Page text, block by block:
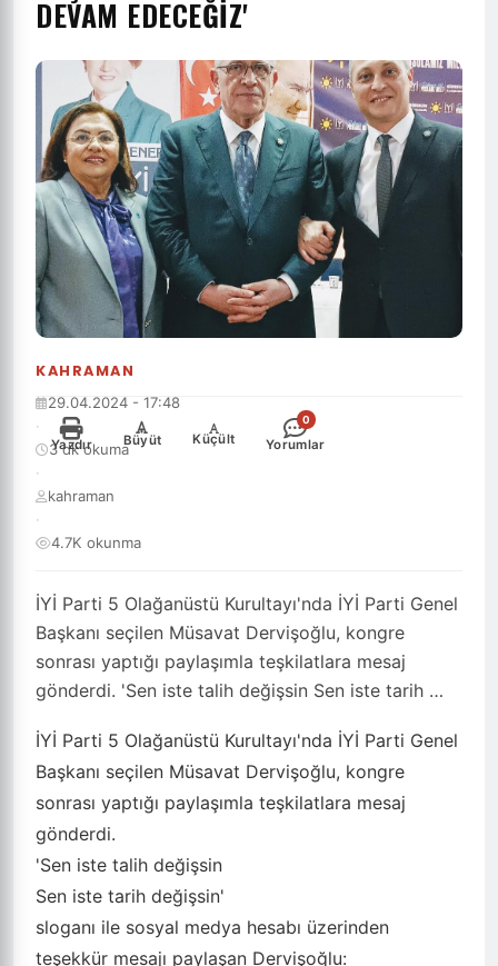
KAHRAMAN
DEVAM EDECEĞIZ'
İYİ Parti 5 Olağanüstü Kurultayı'nda İYİ Parti Genel
Başkanı seçilen Müsavat Dervişoğlu, kongre
sonrası yaptığı paylaşımla teşkilatlara mesaj
gönderdi. 'Sen iste talih değişsin Sen iste tarih …
29.04.2024 - 17:48
·
3 dk okuma
·
kahraman
·
4.7K okunma
Yazdır
+
Büyüt
-
Küçült
0
Yorumlar
İYİ Parti 5 Olağanüstü Kurultayı'nda İYİ Parti Genel
Başkanı seçilen Müsavat Dervişoğlu, kongre
sonrası yaptığı paylaşımla teşkilatlara mesaj
gönderdi.
'Sen iste talih değişsin
Sen iste tarih değişsin'
sloganı ile sosyal medya hesabı üzerinden
teşekkür mesajı paylaşan Dervişoğlu: